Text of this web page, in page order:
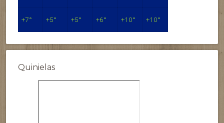
+7° +5° +5° +6° +10° +10°
Quinielas